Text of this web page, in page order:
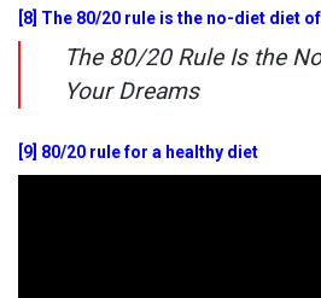
[8] The 80/20 rule is the no-diet diet
The 80/20 Rule Is the
Your Dreams
[9] 80/20 rule for a healthy diet